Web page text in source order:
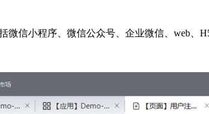
信小程序、微信公众号、企业微信、web、